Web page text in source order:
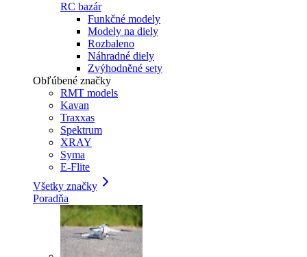
RC bazár
Funkčné modely
Modely na diely
Rozbaleno
Náhradné diely
Zvýhodněné sety
Obľúbené značky
RMT models
Kavan
Traxxas
Spektrum
XRAY
Syma
E-Flite
Všetky značky
Poradňa